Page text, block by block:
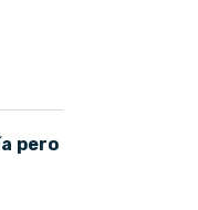
pero